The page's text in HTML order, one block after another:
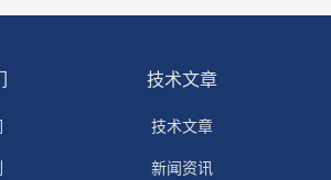
技术文章
技术文章
新闻资讯